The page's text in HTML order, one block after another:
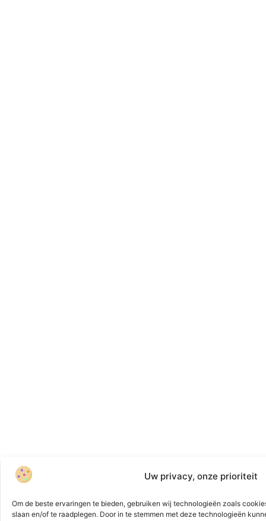
Uw privacy, onze prioriteit
Om de beste ervaringen te bieden, gebruiken wij technologieën zoals
slaan en/of te raadplegen. Door in te stemmen met deze technologieën